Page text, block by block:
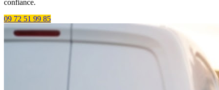
confiance.
09 72 51 99 85